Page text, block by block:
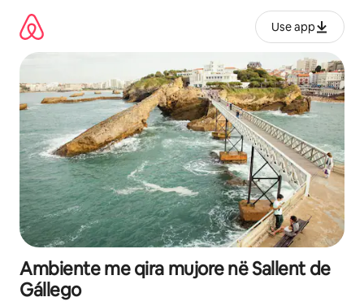
përmbajtja
Use app
Ambiente me qira mujore në Sallent de
Gállego